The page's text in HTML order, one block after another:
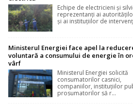
Echipe de electricieni și
reprezentanți ai
și ai instituțiilor de
Ministerul Energiei face apel la
voluntară a consumului de energie în
vârf
Ministerul Energiei solicită
consumatorilor casnici,
companiilor, instituțiilor
prosumatorilor să r...